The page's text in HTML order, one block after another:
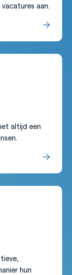
aan.
altijd een
hun